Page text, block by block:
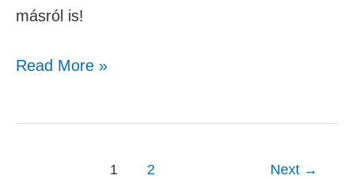
másról is!
Read More »
1 2 Next →